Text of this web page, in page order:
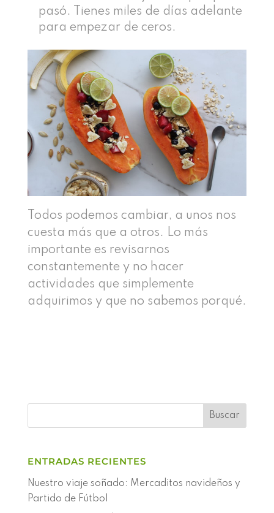
pasó. Tienes miles de días adelante
para empezar de ceros.
Todos podemos cambiar, a unos nos
cuesta más que a otros. Lo más
importante es revisarnos
constantemente y no hacer
actividades que simplemente
adquirimos y que no sabemos porqué.
ENTRADAS RECIENTES
Nuestro viaje soñado: Mercaditos navideños y
Partido de Fútbol